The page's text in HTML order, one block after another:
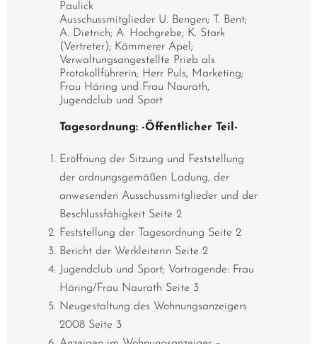
Paulick
Ausschussmitglieder U. Bengen; T. Bent;
A. Dietrich; A. Hochgrebe; K. Stark
(Vertreter); Kämmerer Apel;
Verwaltungsangestellte Prieb als
Protokollführerin; Herr Puls, Marketing;
Frau Häring und Frau Naurath,
Jugendclub und Sport
Tagesordnung: -Öffentlicher Teil-
Eröffnung der Sitzung und Feststellung
der ordnungsgemäßen Ladung, der
anwesenden Ausschussmitglieder und der
Beschlussfähigkeit Seite 2
Feststellung der Tagesordnung Seite 2
Bericht der Werkleiterin Seite 2
Jugendclub und Sport; Vortragende: Frau
Häring/Frau Naurath Seite 3
Neugestaltung des Wohnungsanzeigers
2008 Seite 3